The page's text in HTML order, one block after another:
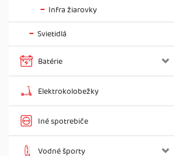
Infra žiarovky
Svietidlá
Batérie
Elektrokolobežky
Iné spotrebiče
Vodné športy